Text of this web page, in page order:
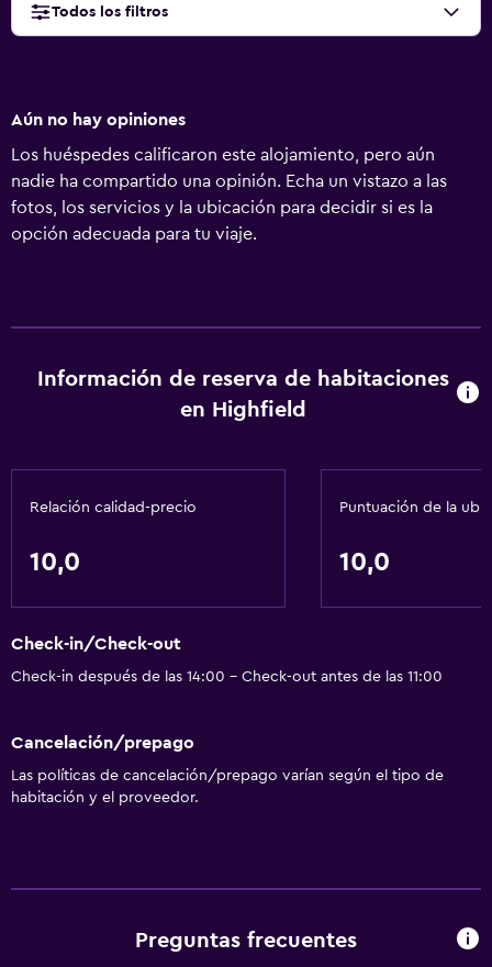
Todos los filtros
Aún no hay opiniones
Los huéspedes calificaron este alojamiento, pero aún
nadie ha compartido una opinión. Echa un vistazo a las
fotos, los servicios y la ubicación para decidir si es la
opción adecuada para tu viaje.
Información de reserva de habitaciones
en Highfield
Relación calidad-precio
10,0
Puntuación de la
10,0
Check-in/Check-out
Check-in después de las 14:00 - Check-out antes de las 11:00
Cancelación/prepago
Las políticas de cancelación/prepago varían según el tipo de
habitación y el proveedor.
Preguntas frecuentes